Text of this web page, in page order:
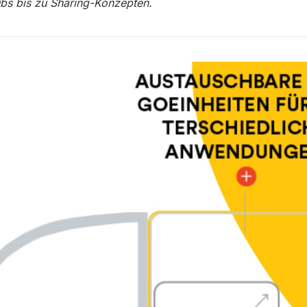
bis zu Sharing-Konzepten.